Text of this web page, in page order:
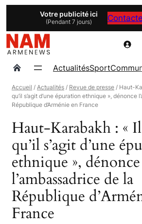
contenu
Votre publicité ici
(Pendant 7 jours)
ActualitésSport
Accueil /Actualités / Revue de presse / Haut-
qu’il s’agit d’une épuration ethnique », dénonce
République d’Arménie en France
Haut-Karabakh : «
qu’il s’agit d’une
ethnique », dénonce
l’ambassadrice de la
République
France